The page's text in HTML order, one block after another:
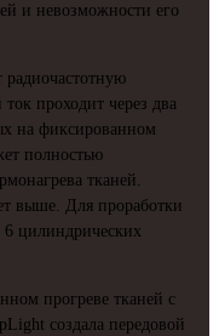
и невозможности его
проходит через два
на фиксированном
полностью
тканей.
выше. Для проработки
6 цилиндрических
прогреве тканей с
создала передовой